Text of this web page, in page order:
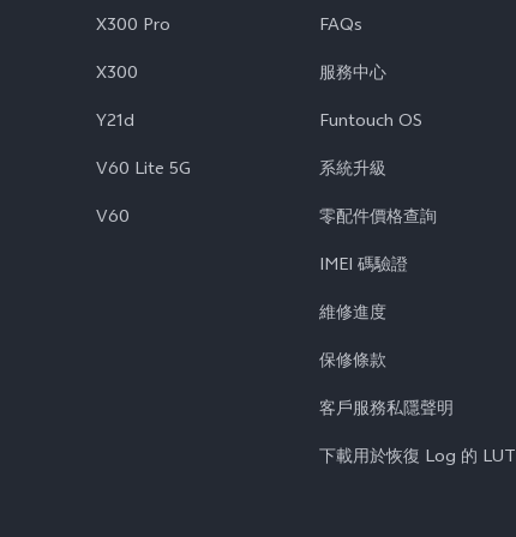
X300 Pro
X300
Y21d
V60 Lite 5G
V60
FAQs
服務中心
Funtouch OS
系統升級
零配件價格查詢
IMEI 碼驗證
維修進度
保修條款
客戶服務私隱聲明
下載用於恢復 Log 的 LUT